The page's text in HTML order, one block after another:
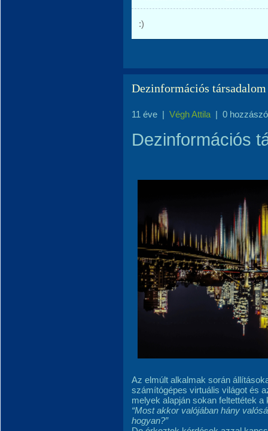
:)
Dezinformációs társadalom
11 éve | Végh Attila | 0
Dezinformációs
Az elmúlt alkalmak során
számítógépes virtuális világot és
melyek alapján sokan feltettétek a
“Most akkor valójában hány
hogyan?”